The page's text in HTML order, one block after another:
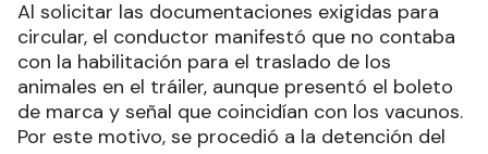
Al solicitar las documentaciones exigidas para
circular, el conductor manifestó que no contaba
con la habilitación para el traslado de los
animales en el tráiler, aunque presentó el boleto
de marca y señal que coincidían con los vacunos.
Por este motivo, se procedió a la detención del